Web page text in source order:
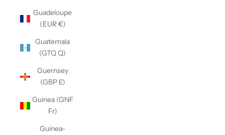
Guadeloupe
(EUR €)
Guatemala
(GTQ Q)
Guernsey
(GBP £)
Guinea (GNF
Fr)
Guinea-